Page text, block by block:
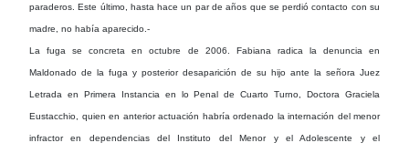
paraderos. Este último, hasta hace un par de años que se perdió contacto con su
madre, no había aparecido.-
La fuga se concreta en octubre de 2006. Fabiana radica la denuncia en
Maldonado de la fuga y posterior desaparición de su hijo ante la señora Juez
Letrada en Primera Instancia en lo Penal de Cuarto Turno, Doctora Graciela
Eustacchio, quien en anterior actuación habría ordenado la internación del menor
infractor en dependencias del Instituto del Menor y el Adolescente y el